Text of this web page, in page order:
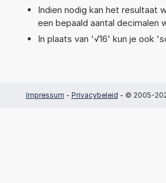
Indien nodig kan het resultaat
een bepaald aantal decimalen
In plaats van '√16' kun je ook
Impressum - Privacybeleid - © 2005-